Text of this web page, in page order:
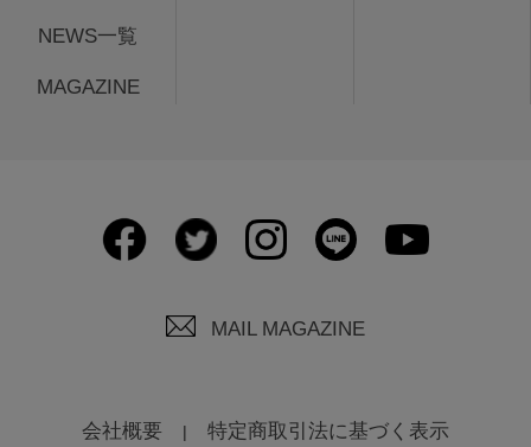
NEWS一覧
MAGAZINE
MAIL MAGAZINE
会社概要 特定商取引法に基づく表示